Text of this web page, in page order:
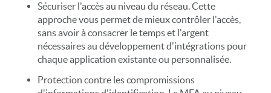
Sécuriser l'accès au niveau du réseau. Cette
approche vous permet de mieux contrôler l'accès,
sans avoir à consacrer le temps et l'argent
nécessaires au développement d'intégrations pour
chaque application existante ou personnalisée.
Protection contre les compromissions